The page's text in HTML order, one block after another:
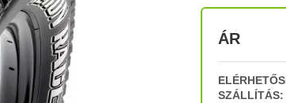
ÁR
SZÁLLÍTÁS: